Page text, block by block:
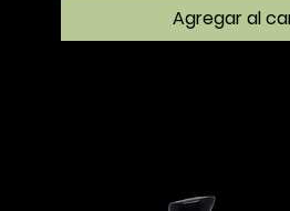
Agregar al